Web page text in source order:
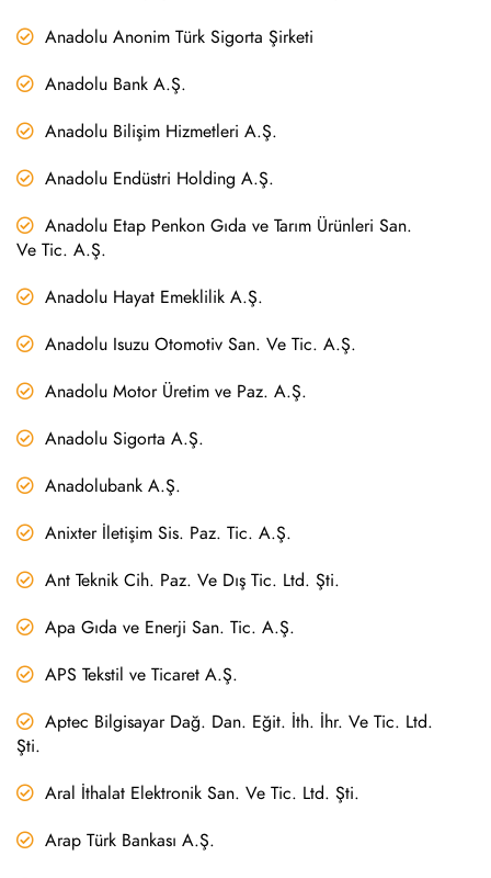
Anadolu Anonim Türk Sigorta Şirketi
Anadolu Bank A.Ş.
Anadolu Bilişim Hizmetleri A.Ş.
Anadolu Endüstri Holding A.Ş.
Anadolu Etap Penkon Gıda ve Tarım Ürünleri San.
Ve Tic. A.Ş.
Anadolu Hayat Emeklilik A.Ş.
Anadolu Isuzu Otomotiv San. Ve Tic. A.Ş.
Anadolu Motor Üretim ve Paz. A.Ş.
Anadolu Sigorta A.Ş.
Anadolubank A.Ş.
Anixter İletişim Sis. Paz. Tic. A.Ş.
Ant Teknik Cih. Paz. Ve Dış Tic. Ltd. Şti.
Apa Gıda ve Enerji San. Tic. A.Ş.
APS Tekstil ve Ticaret A.Ş.
Aptec Bilgisayar Dağ. Dan. Eğit. İth. İhr. Ve Tic. Ltd.
Şti.
Aral İthalat Elektronik San. Ve Tic. Ltd. Şti.
Arap Türk Bankası A.Ş.